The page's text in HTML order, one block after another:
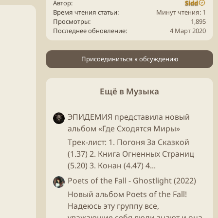
Автор
Sidd
Время чтения статьи
Минут чтения: 1
Просмотры
1,895
Последнее обновление
4 Март 2020
Присоединиться к обсуждению
Ещё в Музыка
ЭПИДЕМИЯ представила новый
альбом «Где Сходятся Миры»
Трек-лист: 1. Погоня За Сказкой
(1.37) 2. Книга Огненных Страниц
(5.20) 3. Конан (4.47) 4...
Poets of the Fall - Ghostlight (2022)
Новый альбом Poets of the Fall!
Надеюсь эту группу все,